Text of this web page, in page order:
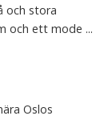
och stora
och ett mode ...
Oslos